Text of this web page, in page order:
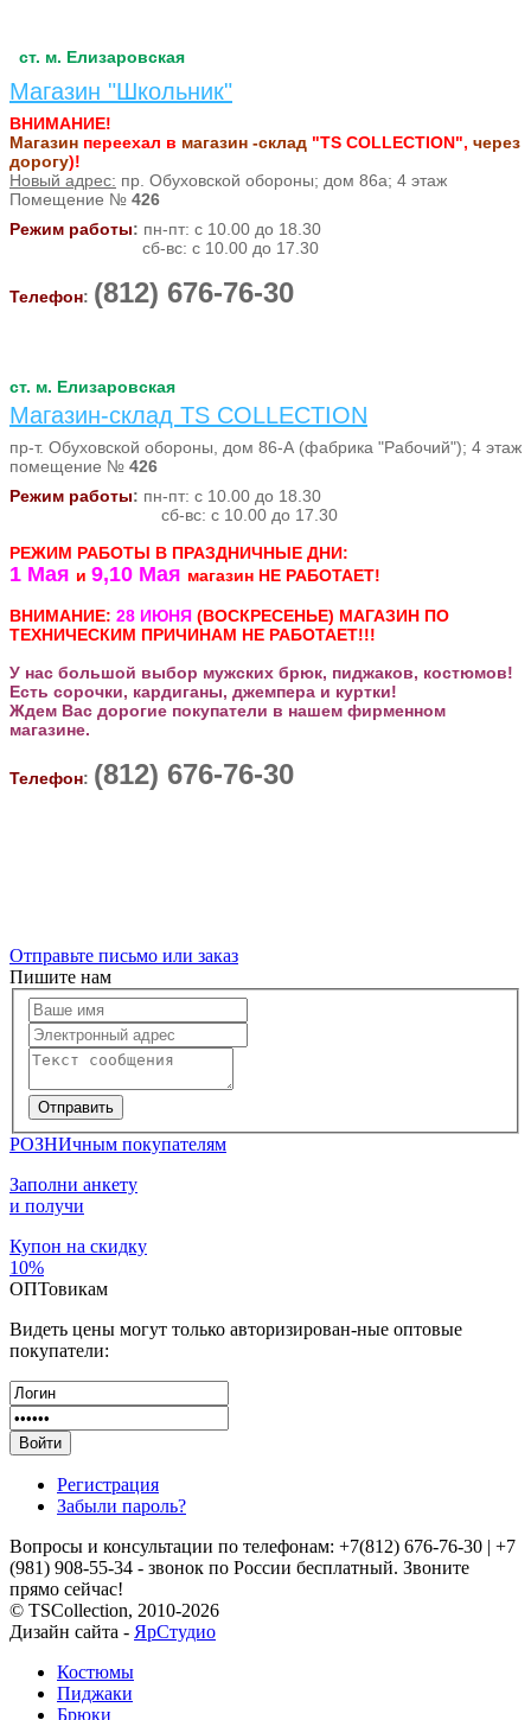
ст. м. Елизаровская
Магазин "Школьник"
ВНИМАНИЕ!
Магазин переехал в магазин -склад "TS COLLECTION", через
дорогу)!
Новый адрес: пр. Обуховской обороны; дом 86а; 4 этаж
Помещение № 426
Режим работы: пн-пт: с 10.00 до 18.30
сб-вс: с 10.00 до 17.30
Телефон: (812) 676-76-30
ст. м. Елизаровская
Магазин-склад TS COLLECTION
пр-т. Обуховской обороны, дом 86-А (фабрика "Рабочий"); 4 этаж
помещение № 426
Режим работы: пн-пт: с 10.00 до 18.30
сб-вс: с 10.00 до 17.30
РЕЖИМ РАБОТЫ В ПРАЗДНИЧНЫЕ ДНИ:
1 Мая и 9,10 Мая магазин НЕ РАБОТАЕТ!
ВНИМАНИЕ: 28 ИЮНЯ (ВОСКРЕСЕНЬЕ) МАГАЗИН ПО
ТЕХНИЧЕСКИМ ПРИЧИНАМ НЕ РАБОТАЕТ!!!
У нас большой выбор мужских брюк, пиджаков, костюмов!
Есть сорочки, кардиганы, джемпера и куртки!
Ждем Вас дорогие покупатели в нашем фирменном
магазине.
Телефон: (812) 676-76-30
Отправьте письмо или заказ
Пишите нам
РОЗНИчным покупателям
Заполни анкету
и получи
Купон на скидку
10%
ОПТовикам
Видеть цены могут только авторизирован-ные оптовые
покупатели:
Регистрация
Забыли пароль?
Вопросы и консультации по телефонам: +7(812) 676-76-30 | +7
(981) 908-55-34 - звонок по России бесплатный. Звоните
прямо сейчас!
© TSCollection, 2010-2026
Дизайн сайта - ЯрСтудио
Костюмы
Пиджаки
Брюки